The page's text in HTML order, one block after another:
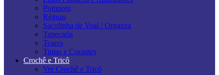
Pompom
Réguas
Sacolinha de Voal / Organza
Tapeçaria
Teares
Tintas e Corantes
Crochê e Tricô
Ver Crochê e Tricô